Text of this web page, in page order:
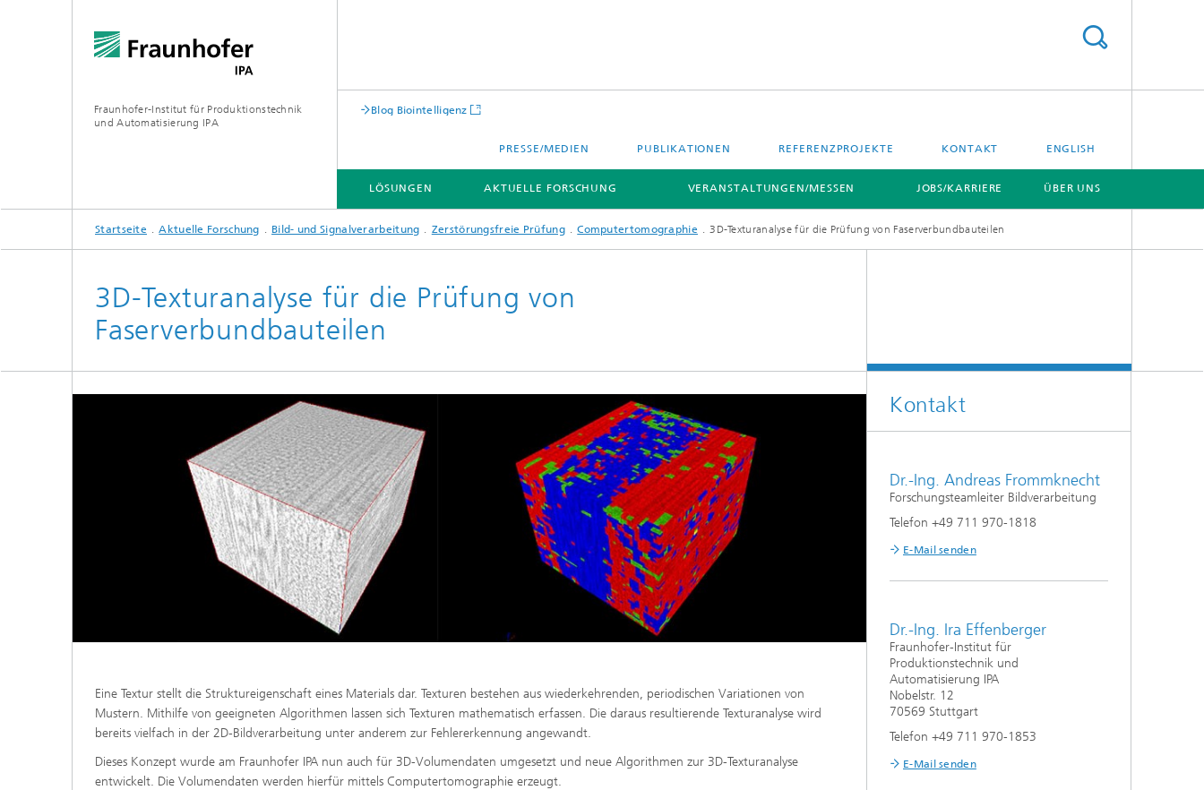
Fraunhofer-Institut für Produktionstechnik
und Automatisierung IPA
Blog Biointelligenz
PRESSE/MEDIEN PUBLIKATIONEN REFERENZPROJEKTE KONTAKT ENGLISH
LÖSUNGEN AKTUELLE FORSCHUNG VERANSTALTUNGEN/MESSEN JOBS/KARRIERE ÜBER UNS
Startseite Aktuelle Forschung Bild- und Signalverarbeitung Zerstörungsfreie Prüfung Computertomographie 3D-Texturanalyse für die Prüfung von Faserverbundbauteilen
3D-Texturanalyse für die Prüfung von
Faserverbundbauteilen
Eine Textur stellt die Struktureigenschaft eines Materials dar. Texturen bestehen aus wiederkehrenden, periodischen Variationen von
Mustern. Mithilfe von geeigneten Algorithmen lassen sich Texturen mathematisch erfassen. Die daraus resultierende Texturanalyse wird
bereits vielfach in der 2D-Bildverarbeitung unter anderem zur Fehlererkennung angewandt.
Dieses Konzept wurde am Fraunhofer IPA nun auch für 3D-Volumendaten umgesetzt und neue Algorithmen zur 3D-Texturanalyse
entwickelt. Die Volumendaten werden hierfür mittels Computertomographie erzeugt.
Kontakt
Dr.-Ing. Andreas Frommknecht
Forschungsteamleiter Bildverarbeitung
Telefon +49 711 970-1818
E-Mail senden
Dr.-Ing. Ira Effenberger
Fraunhofer-Institut für
Produktionstechnik und
Automatisierung IPA
Nobelstr. 12
70569 Stuttgart
Telefon +49 711 970-1853
E-Mail senden